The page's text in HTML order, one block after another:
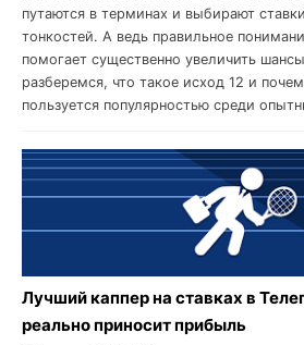
путаются в терминах и выбирают
тонкостей. А ведь правильное
помогает существенно увеличить
разберемся, что такое исход 12 и
пользуется популярностью среди
Лучший каппер на ставках в
реально приносит прибыль